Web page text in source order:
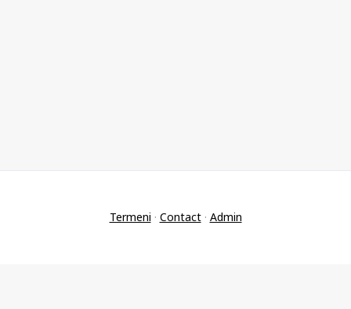
Termeni · Contact· Admin